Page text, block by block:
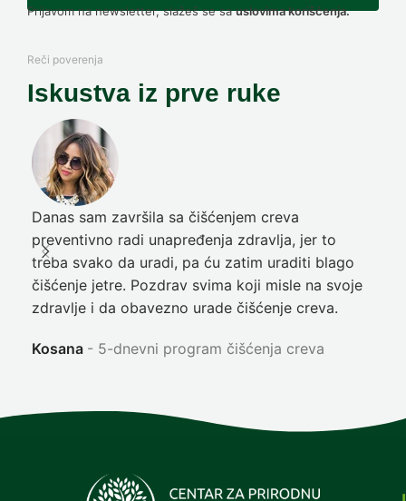
Prijavom na newsletter, slažeš se sauslovima korišćenja.
Reči poverenja
Iskustva iz prve ruke
Danas sam završila sa čišćenjem creva
preventivno radi unapređenja zdravlja, jer to
treba svako da uradi, pa ću zatim uraditi blago
čišćenje jetre. Pozdrav svima koji misle na svoje
zdravlje i da obavezno urade čišćenje creva.
Kosana 5-dnevni program čišćenja creva